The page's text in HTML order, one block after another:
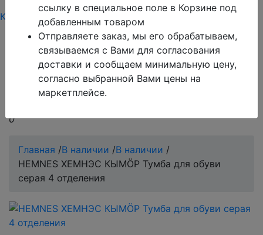
Каталог
Тарифы Контакты режим работы
Обратите внимание! Поиск работает только по
товарам, которые есть в базе сайта.
Если Вы не нашли то, что Вы ищите, обратитесь в
0
Главная /В наличии /В наличии /
HEMNES ХЕМНЭС КЫМÖР Тумба для обуви
серая 4 отделения
ссылку в специальное поле в Корзине под
добавленным товаром
Отправляете заказ, мы его обрабатываем,
связываемся с Вами для согласования
доставки и сообщаем минимальную цену,
согласно выбранной Вами цены на
маркетплейсе.